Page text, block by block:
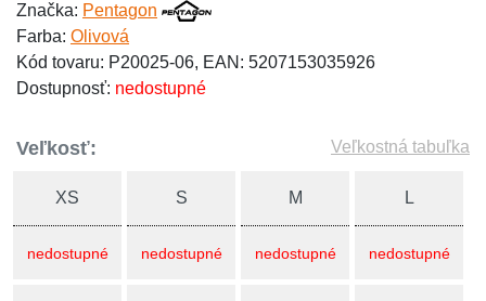
Značka: Pentagon
Farba: Olivová
Kód tovaru: P20025-06, EAN: 5207153035926
Dostupnosť: nedostupné
Veľkosť: Veľkostná tabuľka
XS
nedostupné
S
nedostupné
M
nedostupné
L
nedostupné